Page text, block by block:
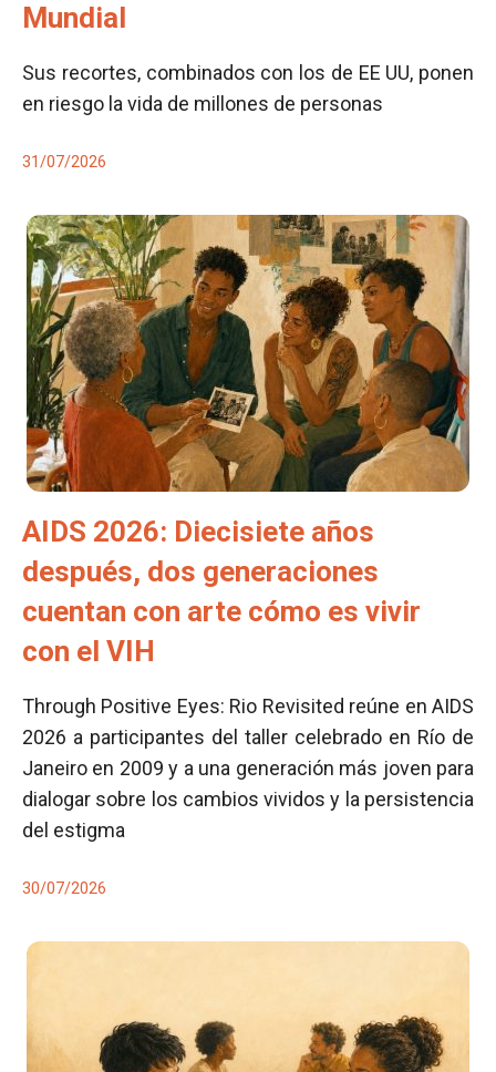
Mundial
Sus recortes, combinados con los de EE UU, ponen
en riesgo la vida de millones de personas
31/07/2026
AIDS 2026: Diecisiete años
después, dos generaciones
cuentan con arte cómo es vivir
con el VIH
Through Positive Eyes: Rio Revisited reúne en AIDS
2026 a participantes del taller celebrado en Río de
Janeiro en 2009 y a una generación más joven para
dialogar sobre los cambios vividos y la persistencia
del estigma
30/07/2026